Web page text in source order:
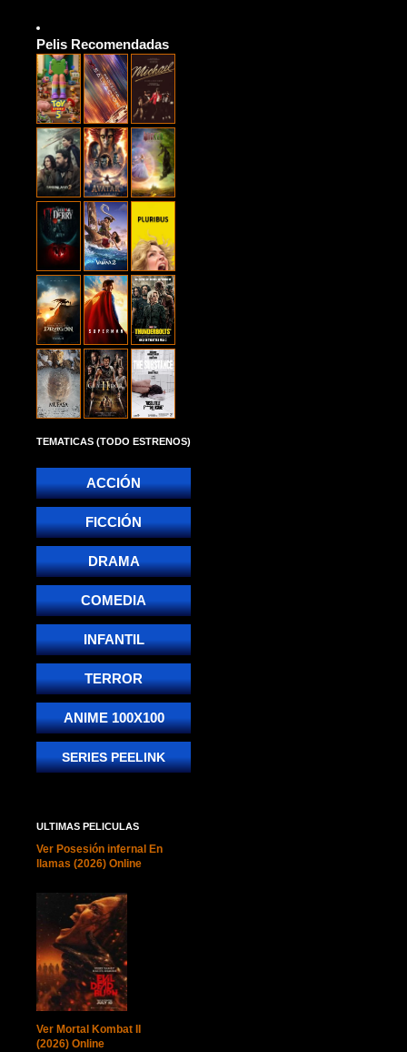
Pelis Recomendadas
TEMATICAS (TODO ESTRENOS)
ACCIÓN
FICCIÓN
DRAMA
COMEDIA
INFANTIL
TERROR
ANIME 100X100
SERIES PEELINK
ULTIMAS PELICULAS
Ver Posesión infernal En
llamas (2026) Online
Ver Mortal Kombat II
(2026) Online